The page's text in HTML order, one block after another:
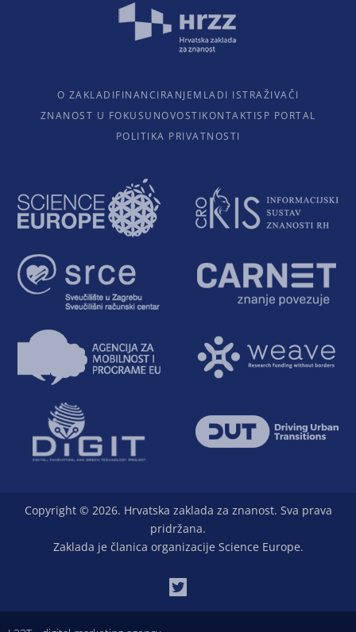
O ZAKLADIFINANCIRANJEMLADI ISTRAŽIVAČI
ZNANOST U FOKUSU NOVOSTIKONTAKTISP PORTAL
POLITIKA PRIVATNOSTI
Copyright © 2026. Hrvatska zaklada za znanost. Sva prava
pridržana.
Zaklada je članica organizacije Science Europe.